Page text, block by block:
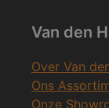
Van den
Over Van
Ons
Onze